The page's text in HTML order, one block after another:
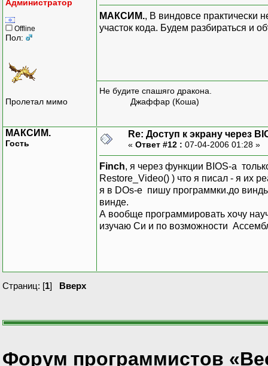
Администратор
Offline
Пол:
Пролетал мимо
МАКСИМ., В виндовсе практически
участок кода. Будем разбираться и
Не будите спашяго дракона.
Джаффар (Коша)
МАКСИМ.
Гость
Re: Доступ к экрану через
« Ответ #12 : 07-04-2006 01:28 »
Finch, я через функции BIOS-а
Restore_Video() ) что я писал - я их
я в DOs-е пишу программки.до
винде.
А вообще программировать хочу
изучаю Си и по возможности
Страниц: [1] Вверх
Форум программистов